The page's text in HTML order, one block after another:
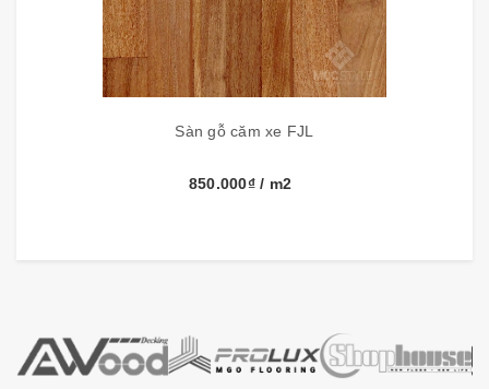
- Toàn thanh ván sàn căm xe được phủ 2k (chống
thấm), bề mặt ván sàn căm xe được sơn UV bóng mờ
nước, không ẩm mốc, giá sàn gỗ căm xe rẻ hơn gõ đỏ,
lim và giáng hương
Sàn gỗ căm xe FJL
850.000₫/ m2